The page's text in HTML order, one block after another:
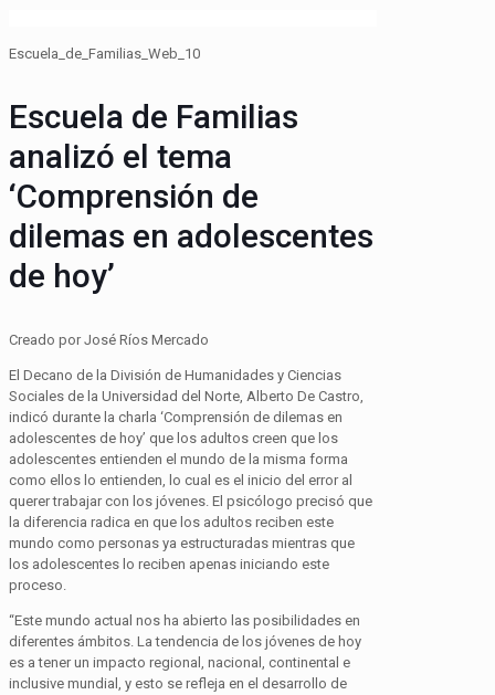
Escuela_de_Familias_Web_10
Escuela de Familias
analizó el tema
‘Comprensión de
dilemas en adolescentes
de hoy’
Creado por José Ríos Mercado
El Decano de la División de Humanidades y Ciencias
Sociales de la Universidad del Norte, Alberto De Castro,
indicó durante la charla ‘Comprensión de dilemas en
adolescentes de hoy’ que los adultos creen que los
adolescentes entienden el mundo de la misma forma
como ellos lo entienden, lo cual es el inicio del error al
querer trabajar con los jóvenes. El psicólogo precisó que
la diferencia radica en que los adultos reciben este
mundo como personas ya estructuradas mientras que
los adolescentes lo reciben apenas iniciando este
proceso.
“Este mundo actual nos ha abierto las posibilidades en
diferentes ámbitos. La tendencia de los jóvenes de hoy
es a tener un impacto regional, nacional, continental e
inclusive mundial, y esto se refleja en el desarrollo de